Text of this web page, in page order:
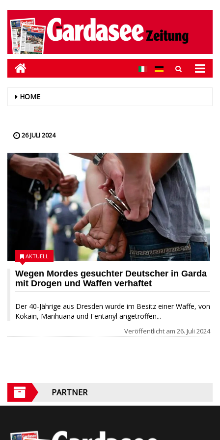
HOME
26 JULI 2024
Wegen Mordes gesuchter Deutscher in Garda
mit Drogen und Waffen verhaftet
Der 40-Jährige aus Dresden wurde im Besitz einer Waffe, von
Kokain, Marihuana und Fentanyl angetroffen...
AKTUELL
Veröffentlicht am 26. Juli 2024
PARTNER